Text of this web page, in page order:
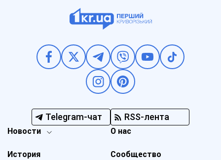
Telegram-чат RSS-лента
Новости
История
О нас
Сообщество